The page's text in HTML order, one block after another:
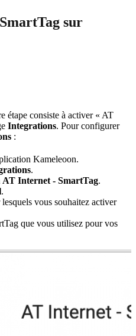
sur
étape consiste à activer « AT
Integrations. Pour configurer
:
Kameleoon.
.
AT Internet - SmartTag.
.
vous souhaitez activer
que vous utilisez pour vos